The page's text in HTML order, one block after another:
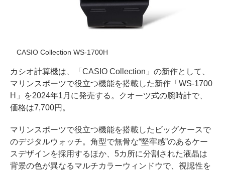
CASIO Collection WS-1700H
カシオ計算機は、「CASIO Collection」の新作として、
マリンスポーツで役立つ機能を搭載した新作「WS-1700
H」を2024年1月に発売する。クオーツ式の腕時計で、
価格は7,700円。
マリンスポーツで役立つ機能を搭載したビッグケースで
のデジタルウォッチ。角型で無骨な“堅牢感”のあるケー
スデザインを採用するほか、5カ所に分割された液晶は
背景の色が異なるマルチカラーウィンドウで、視認性を